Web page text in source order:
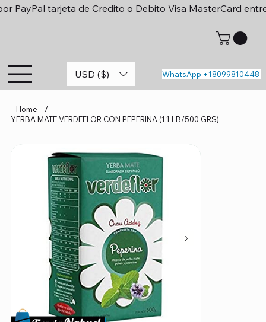
PayPal tarjeta de Credito o Debito Visa MasterCard
USD ($) WhatsApp +18099810448
Home
/
YERBA MATE VERDEFLOR CON PEPERINA (1,1 LB/500 GRS)